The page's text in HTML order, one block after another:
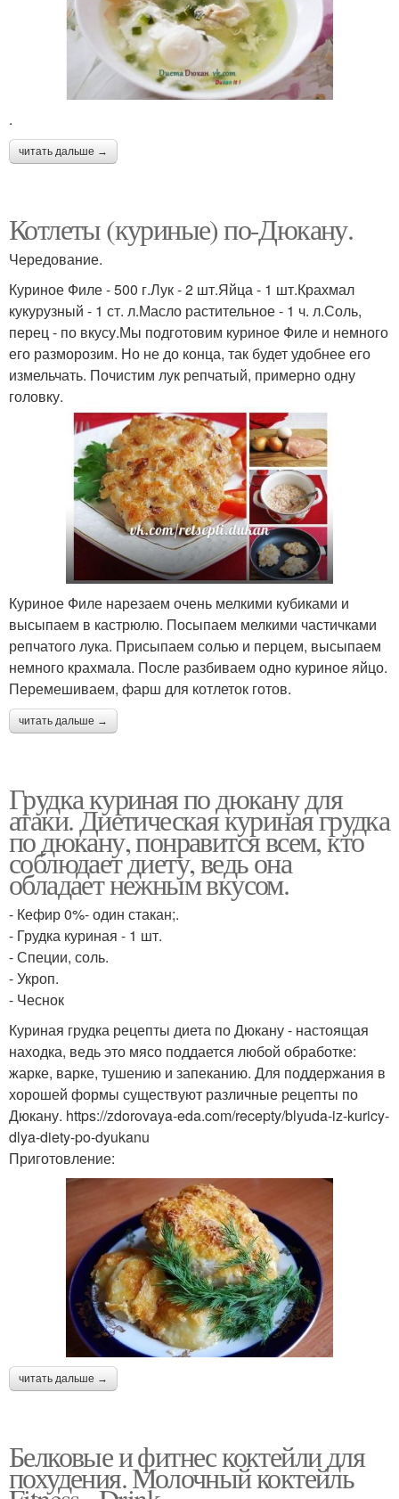
.
читать дальше →
Котлеты (куриные) по-Дюкану.
Чередование.
Куриное Филе - 500 г.Лук - 2 шт.Яйца - 1 шт.Крахмал
кукурузный - 1 ст. л.Масло растительное - 1 ч. л.Соль,
перец - по вкусу.Мы подготовим куриное Филе и немного
его разморозим. Но не до конца, так будет удобнее его
измельчать. Почистим лук репчатый, примерно одну
головку.
Куриное Филе нарезаем очень мелкими кубиками и
высыпаем в кастрюлю. Посыпаем мелкими частичками
репчатого лука. Присыпаем солью и перцем, высыпаем
немного крахмала. После разбиваем одно куриное яйцо.
Перемешиваем, фарш для котлеток готов.
читать дальше →
Грудка куриная по дюкану для
атаки. Диетическая куриная грудка
по дюкану, понравится всем, кто
соблюдает диету, ведь она
обладает нежным вкусом.
- Кефир 0%- один стакан;.
- Грудка куриная - 1 шт.
- Специи, соль.
- Укроп.
- Чеснок
Куриная грудка рецепты диета по Дюкану - настоящая
находка, ведь это мясо поддается любой обработке:
жарке, варке, тушению и запеканию. Для поддержания в
хорошей формы существуют различные рецепты по
Дюкану. https://zdorovaya-eda.com/recepty/blyuda-iz-kuricy-
dlya-diety-po-dyukanu
Приготовление:
читать дальше →
Белковые и фитнес коктейли для
похудения. Молочный коктейль